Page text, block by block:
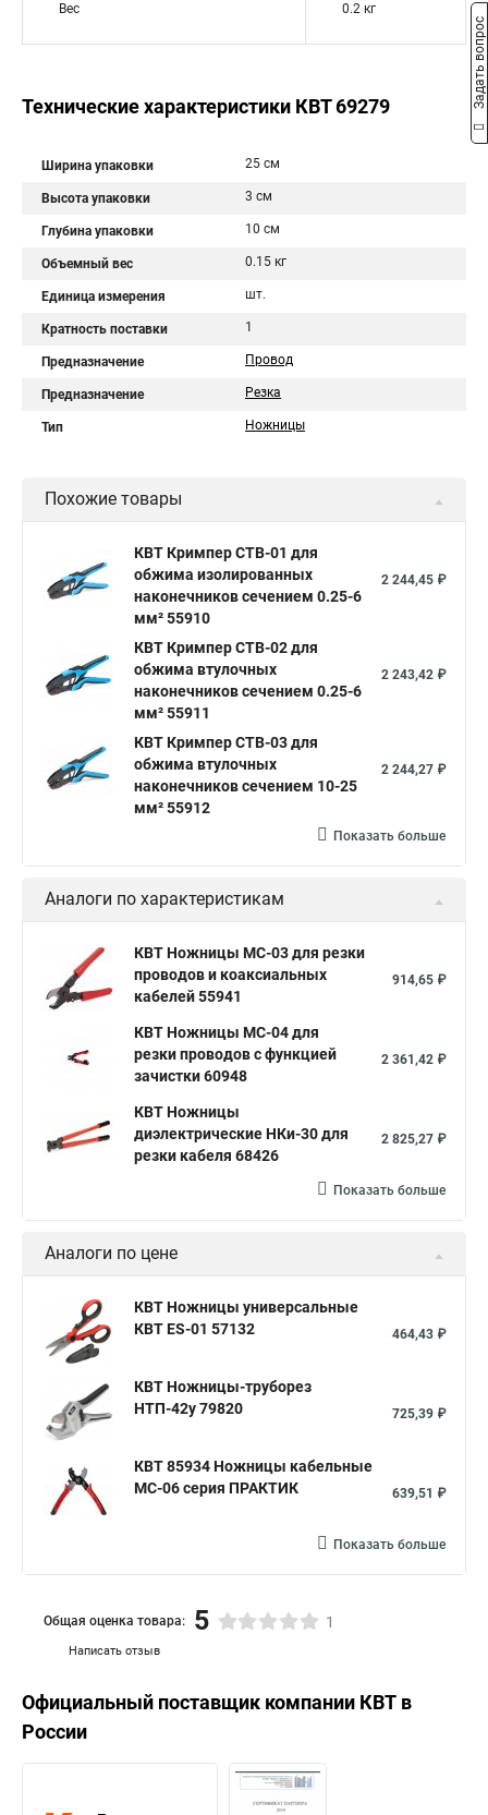
Вес 0.2 кг
Технические характеристики КВТ 69279
Ширина упаковки 25 см
Высота упаковки 3 см
Глубина упаковки 10 см
Объемный вес 0.15 кг
Единица измерения шт.
Кратность поставки 1
Предназначение Провод
Предназначение Резка
Тип Ножницы
Похожие товары
КВТ Кримпер CTB-01 для
обжима изолированных
наконечников сечением 0.25-6
мм² 55910
2 244,45 ₽
КВТ Кримпер CTB-02 для
обжима втулочных
наконечников сечением 0.25-6
мм² 55911
2 243,42 ₽
КВТ Кримпер CTB-03 для
обжима втулочных
наконечников сечением 10-25
мм² 55912
2 244,27 ₽
Показать больше
Аналоги по характеристикам
КВТ Ножницы MC-03 для резки
проводов и коаксиальных
кабелей 55941
914,65 ₽
КВТ Ножницы MC-04 для
резки проводов с функцией
зачистки 60948
2 361,42 ₽
КВТ Ножницы
диэлектрические НКи-30 для
резки кабеля 68426
2 825,27 ₽
Показать больше
Аналоги по цене
КВТ Ножницы универсальные
КВТ ES-01 57132
464,43 ₽
КВТ Ножницы-труборез
НТП-42у 79820
725,39 ₽
КВТ 85934 Ножницы кабельные
MC-06 серия ПРАКТИК
639,51 ₽
Показать больше
Написать отзыв
Общая оценка товара: 5 1
Официальный поставщик компании КВТ в
России
Задать вопрос